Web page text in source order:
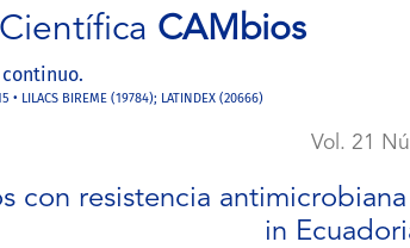
CAMbios
LILACS BIREME (19784); LATINDEX (20666)
Vol. 21
con resistencia
in